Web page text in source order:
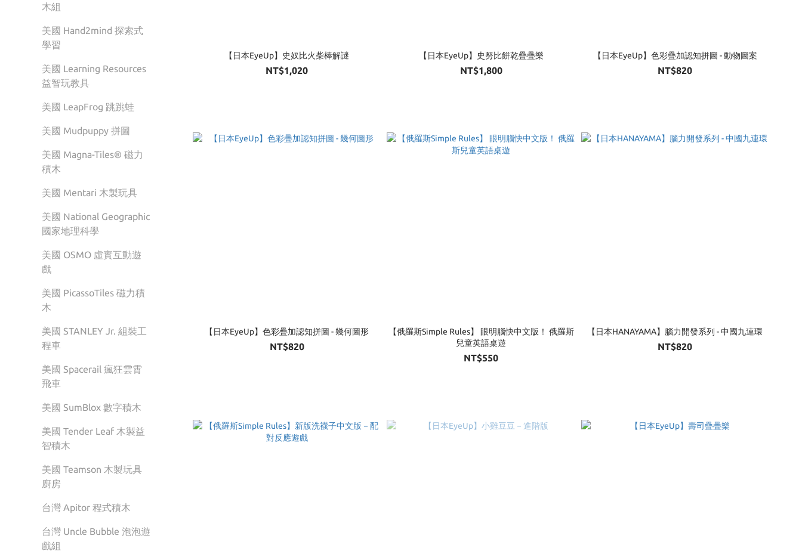
木組
美國 Hand2mind 探索式
學習
美國 Learning Resources
益智玩教具
美國 LeapFrog 跳跳蛙
美國 Mudpuppy 拼圖
美國 Magna-Tiles® 磁力
積木
美國 Mentari 木製玩具
美國 National Geographic
國家地理科學
美國 OSMO 虛實互動遊
戲
美國 PicassoTiles 磁力積
木
美國 STANLEY Jr. 組裝工
程車
美國 Spacerail 瘋狂雲霄
飛車
美國 SumBlox 數字積木
美國 Tender Leaf 木製益
智積木
美國 Teamson 木製玩具
廚房
台灣 Apitor 程式積木
台灣 Uncle Bubble 泡泡遊
戲組
【日本EyeUp】史奴比火柴棒解謎
NT$1,020
【日本EyeUp】史努比餅乾疊疊樂
NT$1,800
【日本EyeUp】色彩疊加認知拼圖 - 動物圖案
NT$820
【日本EyeUp】色彩疊加認知拼圖 - 幾何圖形
NT$820
【俄羅斯Simple Rules】 眼明腦快中文版！ 俄羅斯
兒童英語桌遊
NT$550
【日本HANAYAMA】腦力開發系列 - 中國九連環
NT$820